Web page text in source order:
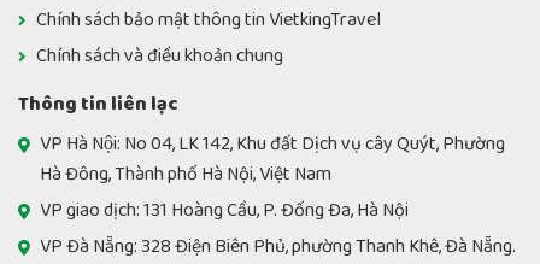
Chính sách bảo mật thông tin VietkingTravel
Chính sách và điều khoản chung
Thông tin liên lạc
VP Hà Nội: No 04, LK 142, Khu đất Dịch vụ cây Quýt, Phường
Hà Đông, Thành phố Hà Nội, Việt Nam
VP giao dịch: 131 Hoàng Cầu, P. Đống Đa, Hà Nội
VP Đà Nẵng: 328 Điện Biên Phủ, phường Thanh Khê, Đà Nẵng.